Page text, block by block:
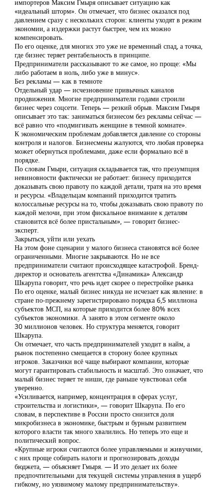
импортеров Максим Гмыря описывает ситуацию как
«идеальный шторм». Он отмечает, что бизнес оказался под
давлением сразу с нескольких сторон: клиенты уходят в режим
экономии, а издержки растут быстрее, чем их можно
компенсировать.
По его оценке, для многих это уже не временный спад, а точка,
где бизнес теряет рентабельность в принципе.
Предприниматели рассказывают то же самое, но проще: «Мы
либо работаем в ноль, либо уже в минус».
Без рекламы — как в темноте
Отдельный удар — исчезновение привычных каналов
продвижения. Многие предприниматели годами строили
бизнес через соцсети. Теперь — резкий обрыв. Максим Гмыря
описывает это так: заниматься бизнесом без рекламы сейчас —
всё равно что «подмигивать женщине в темной комнате».
К экономическим проблемам добавляется давление со стороны
контроля и налогов. Бизнесмены жалуются, что любая проверка
может обернуться проблемами, даже если формально всё в
порядке.
По словам Гмыри, ситуация складывается так, что презумпция
невиновности фактически не работает: бизнесу приходится
доказывать свою правоту по каждой детали, тратя на это время
и ресурсы. «Владельцам компаний приходится тратить
колоссальные ресурсы на то, чтобы доказывать свою правоту по
каждой мелочи, при этом фискальное внимание к деталям
становится всё более пристальным», — говорит бизнес-
эксперт.
Закрыться, уйти или уехать
На этом фоне сценарии у малого бизнеса становятся всё более
ограниченными. Многие закрываются. Но не все
предприниматели считают происходящее катастрофой. Бренд-
директор и основатель агентства «Динамика» Александр
Шкарупа говорит, что речь идет скорее о перестройке рынка
По его оценке, малый бизнес никуда не исчезает как явление: в
стране по-прежнему зарегистрировано порядка 6,5 миллиона
субъектов МСП, на которые приходится более 80% всех
субъектов экономики. А занято в этом сегменте около
30 миллионов человек. Но структура меняется, говорит
Шкарупа.
Он отмечает, что часть предпринимателей уходит в найм, а
рынок постепенно смещается в сторону более крупных
игроков. Заказчики всё чаще выбирают компании, которые
могут гарантировать стабильность и масштаб. Это означает, что
малый бизнес теряет те ниши, где раньше чувствовал себя
уверенно.
«Усиливается, например, концентрация в сферах услуг,
строительства и логистики», — говорит Шкарупа. По его
словам, в перспективе в России просто снизится доля
микробизнеса в экономике, быстрым и бурным развитием
которого власти так много хвалились. Но теперь это еще и
политический вопрос.
«Крупные игроки считаются более управляемыми и живучими,
с них проще собирать налоги и прогнозировать доходы
бюджета, — объясняет Гмыря. — И это делает их более
предпочтительными для текущей системы управления в ущерб
гибкому, но уязвимому малому предпринимательству».